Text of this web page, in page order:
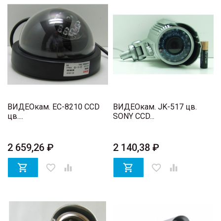
ВИДЕОкам. EC-8210 CCD
цв....
2 659,26 ₽
 favorite_border 
ВИДЕОкам. JK-517 цв.
SONY CCD...
2 140,38 ₽
 favorite_border 